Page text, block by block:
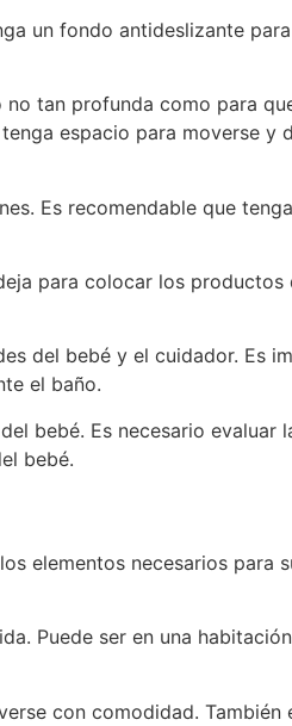
un fondo antideslizante
tan profunda como para
espacio para moverse y
Es recomendable que
para colocar los productos
del bebé y el cuidador. Es
el baño.
bebé. Es necesario evaluar
bebé.
elementos necesarios para
Puede ser en una
con comodidad. También